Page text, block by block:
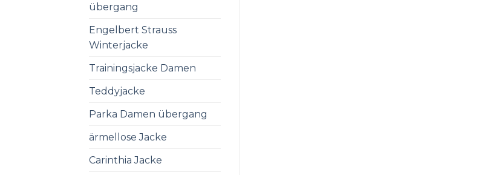
übergang
Engelbert Strauss
Winterjacke
Trainingsjacke Damen
Teddyjacke
Parka Damen übergang
ärmellose Jacke
Carinthia Jacke